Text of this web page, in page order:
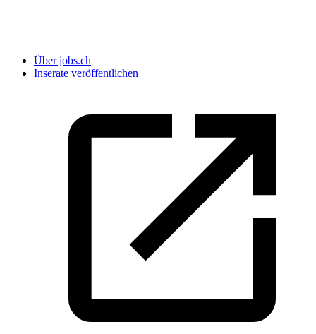
Über jobs.ch
Inserate veröffentlichen